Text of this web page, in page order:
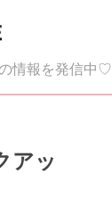
情報を発信中♡
アッ